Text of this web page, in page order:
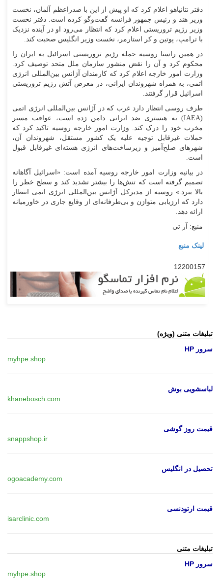
دفتر نتانیاهو اعلام کرد که او پیش از این با صدراعظم آلمان، نخست
وزیر هند و رئیس جمهور فرانسه گفت‌و‌گو کرده است. دفتر نخست
وزیر رژیم تروریستی اعلام کرد که انتظار می‌رود او در آینده نزدیک
با ترامپ، پوتین و کر استارمر، نخست وزیر انگلیس صحبت کند.
در همین راستا روسیه حمله رژیم تروریستی اسرائیل به ایران را
محکوم کرد و آن را نقض منشور سازمان ملل متحد توصیف کرد.
وزارت امور خارجه اعلام کرد که کارمندان آژانس بین‌المللی انرژی
اتمی، به همراه شهروندان ایرانی، در معرض آتش رژیم تروریستی
اسرائیل قرار گرفتند.
طرف روسی انتظار دارد غرب که در آژانس بین‌المللی انرژی اتمی
(IAEA) به هیستری ضد ایرانی دامن زده است، عواقب مسیر
مخرب خود را درک کند. وزارت امور خارجه روسیه تاکید کرد که
حملات غیرقابل توجیه علیه یک کشور مستقل، شهروندان آن،
شهر‌های صلح‌آمیز و زیرساخت‌های انرژی هسته‌ای غیرقابل قبول
است.
در بیانیه وزارت امور خارجه روسیه آمده است: «اسرائیل آگاهانه
تصمیم گرفته است که تنش‌ها را بیشتر تشدید کند و سطح خطر را
بالا ببرد.» روسیه از مدیرکل آژانس بین‌المللی انرژی اتمی انتظار
دارد که ارزیابی متوازن و بی‌طرفانه‌ای از وقایع جاری در خاورمیانه
ارائه دهد.
منبع: آر تی
لینک منبع
12200157
تبلیغات متنی (ویژه)
سرور HP
myhpe.shop
لباسشویی بوش
khanebosch.com
قیمت روز گوشی
snappshop.ir
تحصیل در انگلیس
ogoacademy.com
قیمت ارتودنسی
isarclinic.com
تبلیغات متنی
سرور HP
myhpe.shop